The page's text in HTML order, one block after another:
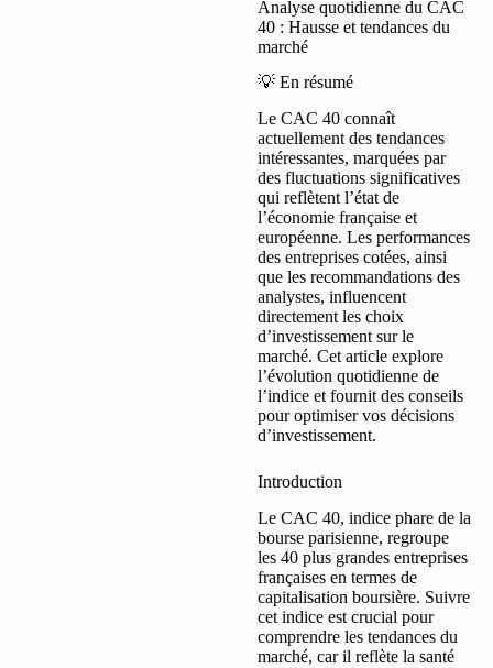
Analyse quotidienne du CAC
40 : Hausse et tendances du
marché
💡 En résumé
Le CAC 40 connaît
actuellement des tendances
intéressantes, marquées par
des fluctuations significatives
qui reflètent l’état de
l’économie française et
européenne. Les performances
des entreprises cotées, ainsi
que les recommandations des
analystes, influencent
directement les choix
d’investissement sur le
marché. Cet article explore
l’évolution quotidienne de
l’indice et fournit des conseils
pour optimiser vos décisions
d’investissement.
Introduction
Le CAC 40, indice phare de la
bourse parisienne, regroupe
les 40 plus grandes entreprises
françaises en termes de
capitalisation boursière. Suivre
cet indice est crucial pour
comprendre les tendances du
marché, car il reflète la santé